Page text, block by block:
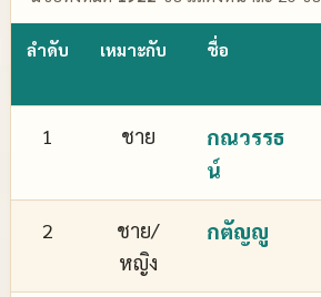
ลำดับ เหมาะกับ ชื่อ
1 ชาย
กณวรรธ
น์
2
ชาย/
หญิง
กตัญญู